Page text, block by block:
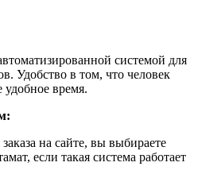
системой для
Удобство в том, что человек
удобное время.
на сайте, вы выбираете
если такая система работает